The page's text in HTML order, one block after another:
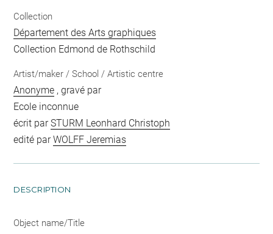
Collection
Département des Arts graphiques
Collection Edmond de Rothschild
Artist/maker / School / Artistic centre
Anonyme , gravé par
Ecole inconnue
écrit parSTURM Leonhard Christoph
edité parWOLFF Jeremias
DESCRIPTION
Object name/Title